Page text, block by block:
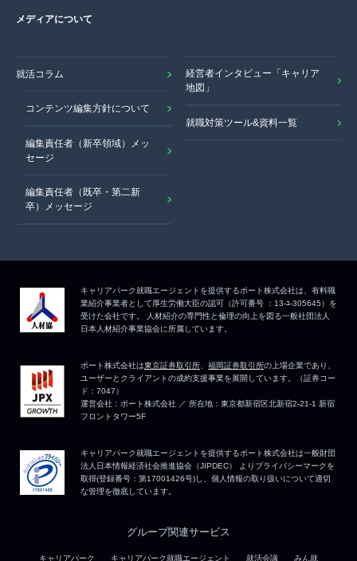
メディアについて
就活コラム
コンテンツ編集方針について
編集責任者（新卒領域）メッ
セージ
編集責任者（既卒・第二新
卒）メッセージ
経営者インタビュー「キャリア
地図」
就職対策ツール&資料一覧